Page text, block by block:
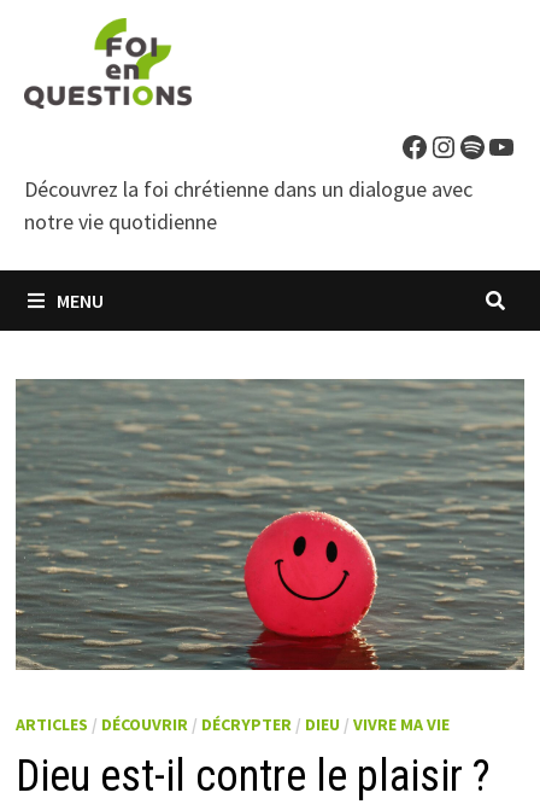
contenu
Facebook
Découvrez la foi chrétienne dans un dialogue avec
notre vie quotidienne
MENU
ARTICLES / DÉCOUVRIR / DÉCRYPTER / DIEU /VIVRE MA VIE
Dieu est-il contre le plaisir ?